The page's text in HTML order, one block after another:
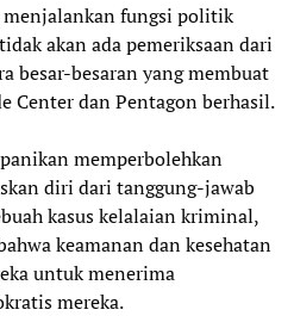
menjalankan fungsi politik
akan ada pemeriksaan dari
besar-besaran yang membuat
Center dan Pentagon berhasil.
memperbolehkan
diri dari tanggung-jawab
kasus kelalaian kriminal,
keamanan dan kesehatan
untuk menerima
mereka.